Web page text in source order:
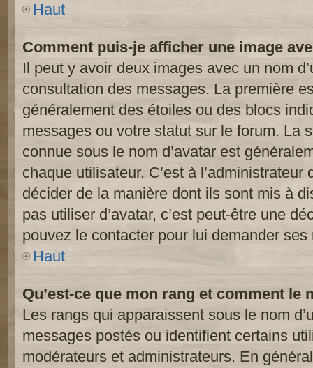
Haut
Comment puis-je afficher une image
Il peut y avoir deux images avec un nom
consultation des messages. La première
généralement des étoiles ou des blocs
messages ou votre statut sur le forum. La
connue sous le nom d’avatar est
chaque utilisateur. C’est à l’administrateur
décider de la manière dont ils sont mis à
pas utiliser d’avatar, c’est peut-être une
pouvez le contacter pour lui demander ses
Haut
Qu’est-ce que mon rang et comment le
Les rangs qui apparaissent sous le nom
messages postés ou identifient certains
modérateurs et administrateurs. En